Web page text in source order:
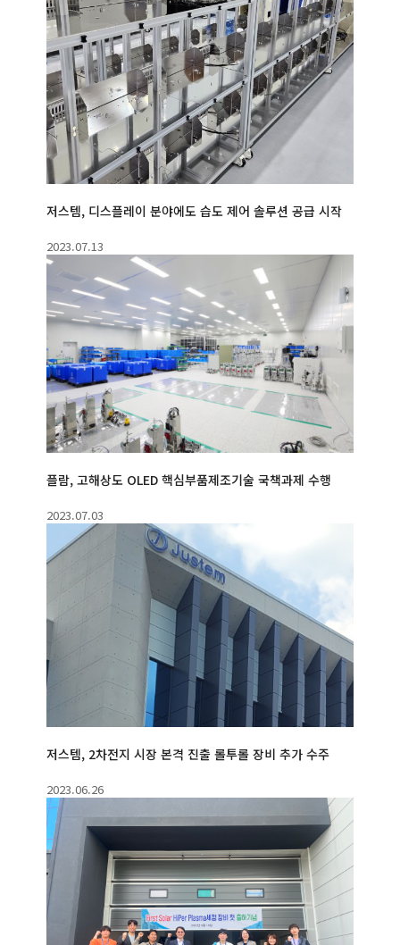
저스템, 디스플레이 분야에도 습도 제어 솔루션 공급 시작
2023.07.13
플람, 고해상도 OLED 핵심부품제조기술 국책과제 수행
2023.07.03
저스템, 2차전지 시장 본격 진출 롤투롤 장비 추가 수주
2023.06.26